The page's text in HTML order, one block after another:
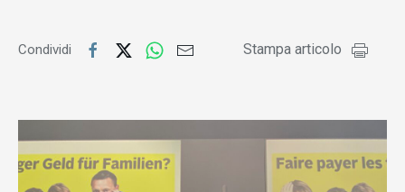
Condividi Stampa articolo